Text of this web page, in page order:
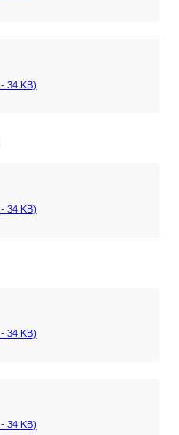
- 34 KB)
- 34 KB)
- 34 KB)
- 34 KB)